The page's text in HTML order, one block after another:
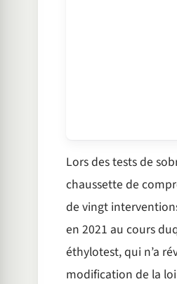
Lors des tests de
chaussette de
de vingt
en 2021 au cours
éthylotest, qui n’a
modification de la